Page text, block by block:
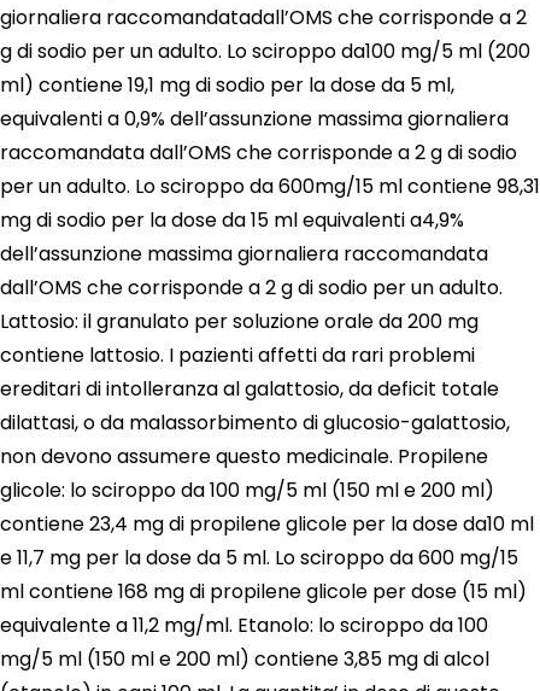
giornaliera raccomandatadall’OMS che corrisponde a 2
g di sodio per un adulto. Lo sciroppo da100 mg/5 ml (200
ml) contiene 19,1 mg di sodio per la dose da 5 ml,
equivalenti a 0,9% dell’assunzione massima giornaliera
raccomandata dall’OMS che corrisponde a 2 g di sodio
per un adulto. Lo sciroppo da 600mg/15 ml contiene 98,31
mg di sodio per la dose da 15 ml equivalenti a4,9%
dell’assunzione massima giornaliera raccomandata
dall’OMS che corrisponde a 2 g di sodio per un adulto.
Lattosio: il granulato per soluzione orale da 200 mg
contiene lattosio. I pazienti affetti da rari problemi
ereditari di intolleranza al galattosio, da deficit totale
dilattasi, o da malassorbimento di glucosio-galattosio,
non devono assumere questo medicinale. Propilene
glicole: lo sciroppo da 100 mg/5 ml (150 ml e 200 ml)
contiene 23,4 mg di propilene glicole per la dose da10 ml
e 11,7 mg per la dose da 5 ml. Lo sciroppo da 600 mg/15
ml contiene 168 mg di propilene glicole per dose (15 ml)
equivalente a 11,2 mg/ml. Etanolo: lo sciroppo da 100
mg/5 ml (150 ml e 200 ml) contiene 3,85 mg di alcol